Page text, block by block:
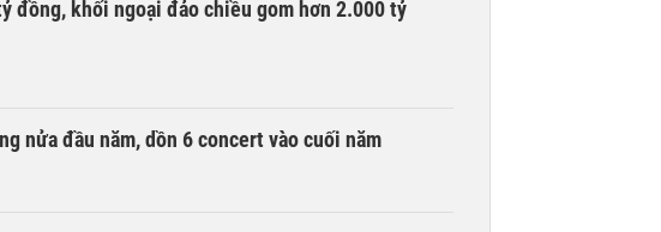
đồng, khối ngoại đảo chiều gom hơn 2.000 tỷ
nửa đầu năm, dồn 6 concert vào cuối năm